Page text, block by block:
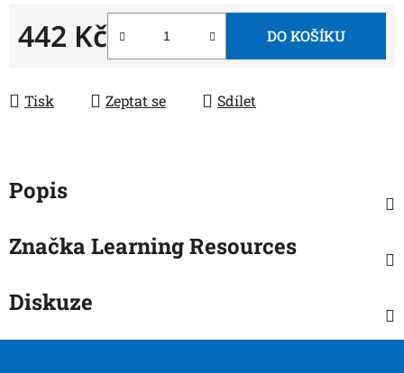
442 Kč DO KOŠÍKU
Tisk Zeptat se Sdílet
Popis
Značka Learning Resources
Diskuze
Z